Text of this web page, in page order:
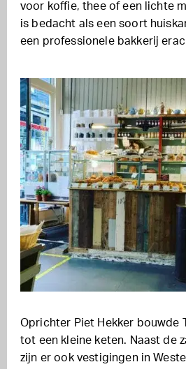
voor koffie, thee of een lichte
is bedacht als een soort
een professionele bakkerij
Oprichter Piet Hekker bouwde
tot een kleine keten. Naast de
zijn er ook vestigingen in